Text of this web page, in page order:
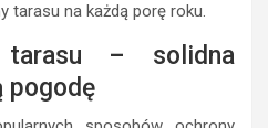
tarasu na każdą porę roku.
tarasu – solidna
pogodę